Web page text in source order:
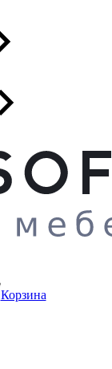
Корзина